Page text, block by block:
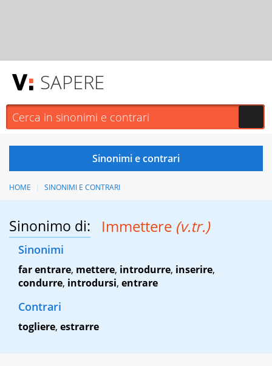
SAPERE
HOME SINONIMI E CONTRARI
Sinonimo di: Immettere (v.tr.)
Sinonimi
far entrare, mettere, introdurre, inserire,
condurre, introdursi, entrare
Contrari
togliere, estrarre